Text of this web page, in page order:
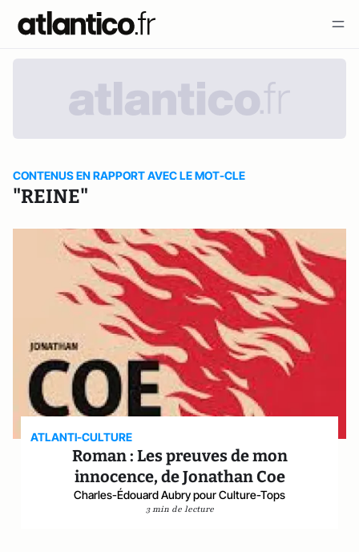
CONTENUS EN RAPPORT AVEC LE MOT-CLE
"REINE"
ATLANTI-CULTURE
Roman : Les preuves de mon
innocence, de Jonathan Coe
Charles-Édouard Aubry pour Culture-Tops
3 min de lecture